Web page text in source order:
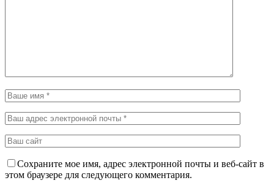
Сохраните мое имя, адрес электронной почты и веб-сайт в
этом браузере для следующего комментария.